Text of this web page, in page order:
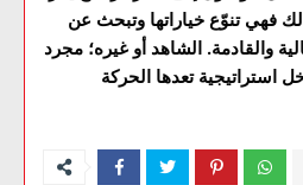
فهي تنوّع خياراتها وتبحث عن
والقادمة. الشاهد أو غيره؛ مجرد
استراتيجية تعدها الحركة